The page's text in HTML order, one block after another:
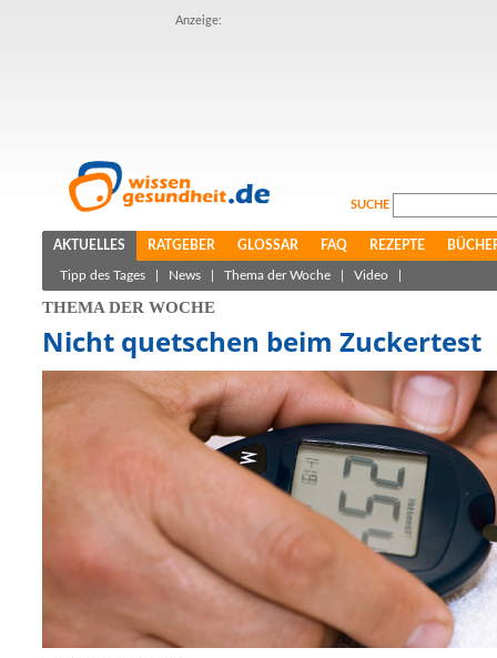
Anzeige:
SUCHE
AKTUELLES RATGEBER GLOSSAR FAQ REZEPTE
Tipp des Tages News Thema der Woche Video
THEMA DER WOCHE
Nicht quetschen beim Zuckertest